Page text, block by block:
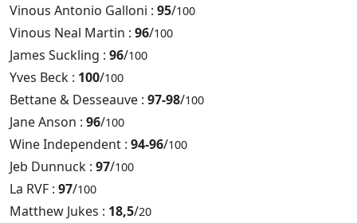
Vinous Antonio Galloni : 95/100
Vinous Neal Martin : 96/100
James Suckling : 96/100
Yves Beck : 100/100
Bettane & Desseauve : 97-98/100
Jane Anson : 96/100
Wine Independent : 94-96/100
Jeb Dunnuck : 97/100
La RVF : 97/100
Matthew Jukes : 18,5/20